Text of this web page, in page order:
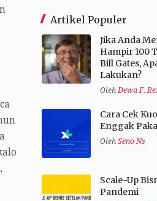
Artikel Populer
Jika Anda
Hampir 100
Bill Gates,
Lakukan?
OlehDewa F.
Cara Cek
Enggak
Oleh Seno Ns
Scale-Up
Pandemi